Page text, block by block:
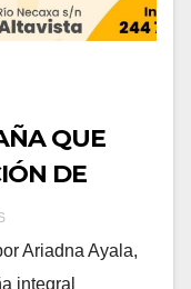
QUE
DE
Ariadna Ayala,
integral